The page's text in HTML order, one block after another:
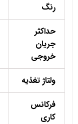
رنگ
حداکثر
جریان
خروجی
ولتاژ تغذیه
فرکانس
کاری